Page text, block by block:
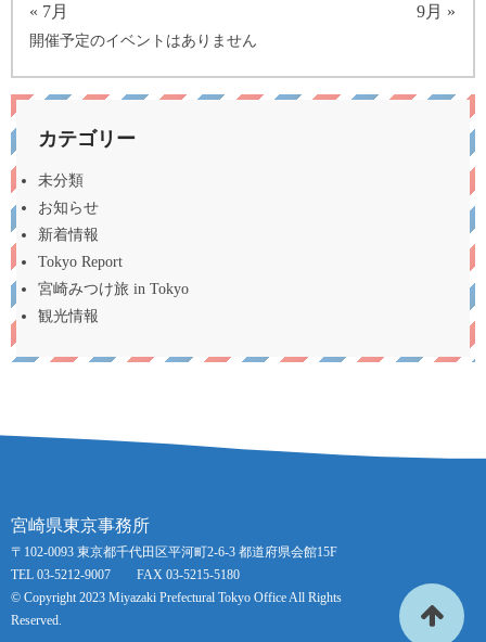
« 7月 9月 »
開催予定のイベントはありません
カテゴリー
未分類
お知らせ
新着情報
Tokyo Report
宮崎みつけ旅 in Tokyo
観光情報
宮崎県東京事務所
〒102-0093 東京都千代田区平河町2-6-3 都道府県会館15F
TEL 03-5212-9007 FAX 03-5215-5180
© Copyright 2023 Miyazaki Prefectural Tokyo Office All Rights
Reserved.